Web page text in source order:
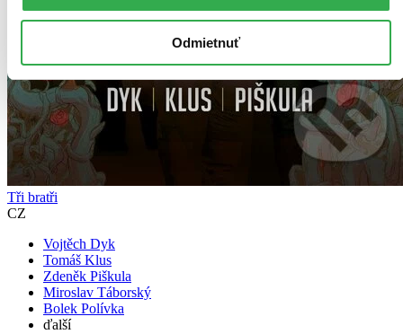
Odmietnuť
Tři bratři
CZ
Vojtěch Dyk
Tomáš Klus
Zdeněk Piškula
Miroslav Táborský
Bolek Polívka
ďalší